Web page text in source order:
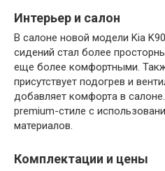
Интерьер и салон
В салоне новой модели Kia
сидений стал более
еще более комфортными.
присутствует подогрев и
добавляет комфорта в
premium-стиле с
материалов.
Комплектации и цены